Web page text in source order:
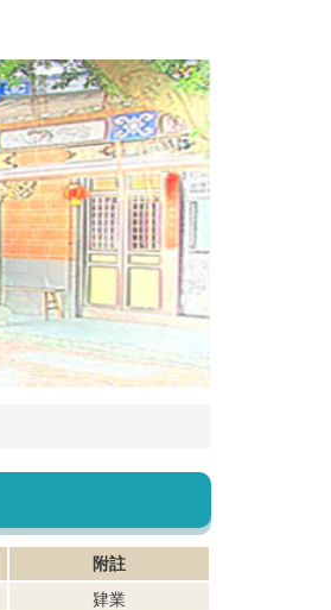
附註
肄業